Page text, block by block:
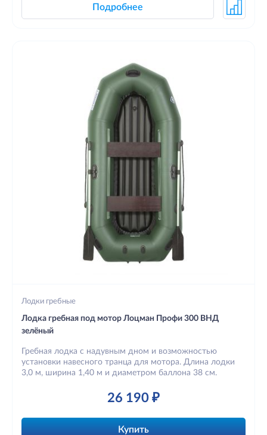
Подробнее
Лодки гребные
Лодка гребная под мотор Лоцман Профи 300 ВНД
зелёный
Гребная лодка с надувным дном и возможностью
установки навесного транца для мотора. Длина лодки
3,0 м, ширина 1,40 м и диаметром баллона 38 см.
26 190 ₽
Купить